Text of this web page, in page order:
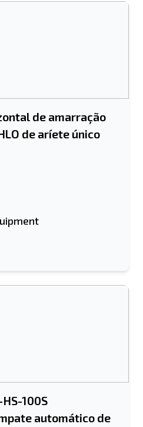
de amarração
de aríete único
100S
automático de
móvel